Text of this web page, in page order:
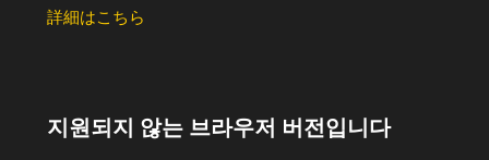
詳細はこちら
지원되지 않는 브라우저 버전입니다